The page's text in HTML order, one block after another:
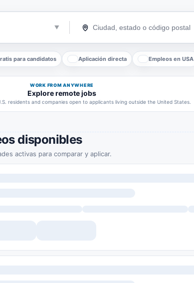
para candidatos Aplicación directa Empleos en USA
WORK FROM ANYWHERE
Explore remote jobs
residents and companies open to applicants living outside the United States.
disponibles
activas para comparar y aplicar.